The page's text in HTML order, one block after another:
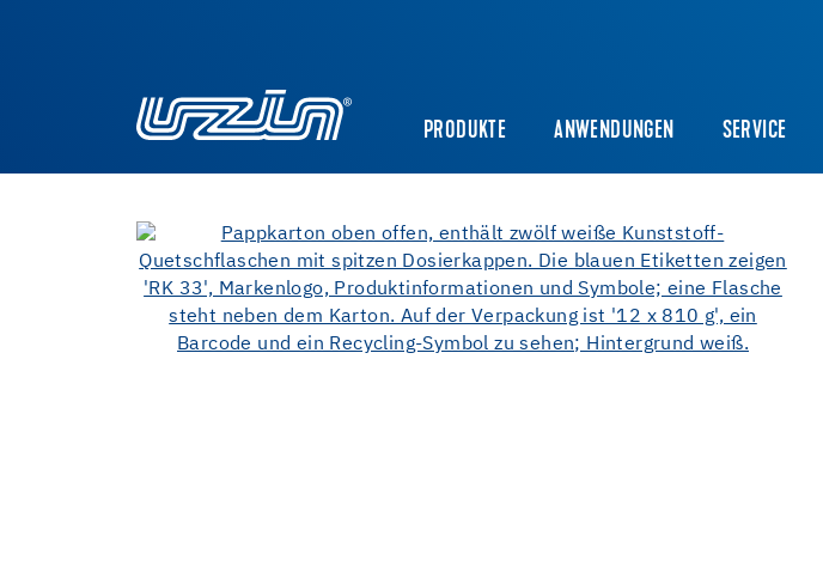
PRODUKTE ANWENDUNGEN SERVICE